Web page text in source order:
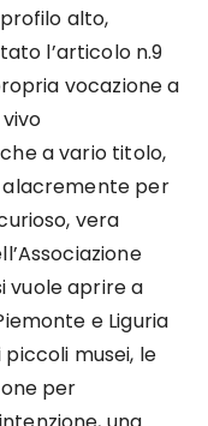
alto,
l’articolo n.9
vocazione a
a vario titolo,
alacremente per
vera
vuole aprire a
e Liguria
musei, le
per